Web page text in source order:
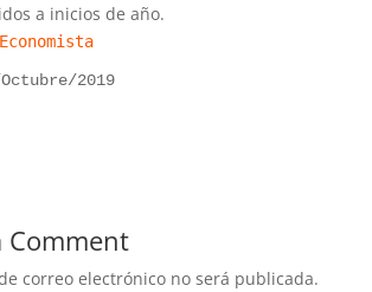
a inicios de año.
2019
Comment
correo electrónico no será publicada.